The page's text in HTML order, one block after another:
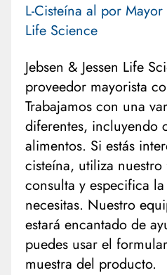
L-Cisteína al por Mayor
Life Science
Jebsen & Jessen Life
proveedor mayorista
Trabajamos con una
diferentes, incluyendo
alimentos. Si estás
cisteína, utiliza
consulta y especifica
necesitas. Nuestro
estará encantado de
puedes usar el
muestra del producto.